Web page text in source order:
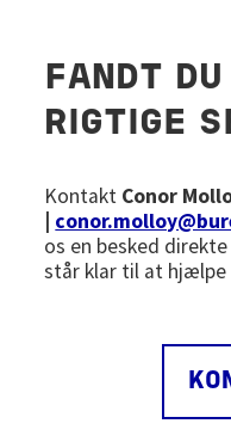
FANDT
RIGTIGE
Kontakt Conor
os en besked
står klar til at hjælpe